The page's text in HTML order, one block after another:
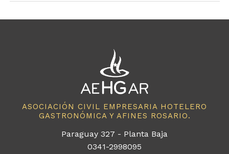
ASOCIACIÓN CIVIL EMPRESARIA HOTELERO
GASTRONÓMICA Y AFINES ROSARIO.
Paraguay 327 - Planta Baja
0341-2998095